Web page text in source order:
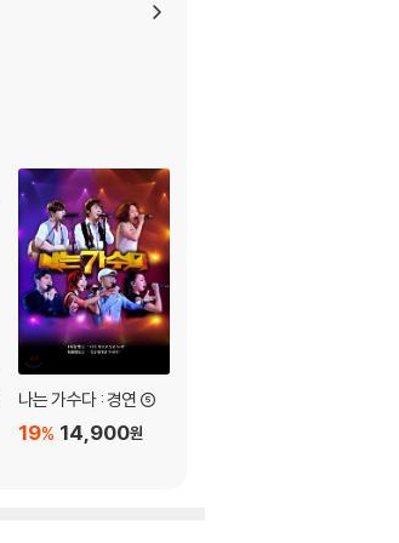
나는 가수다 : 경연 ⑤
14,900원
19%